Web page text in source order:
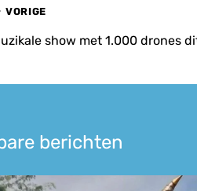
VORIGE
show met 1.000 drones
berichten